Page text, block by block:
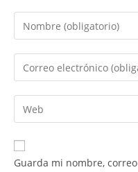
Guarda mi nombre,